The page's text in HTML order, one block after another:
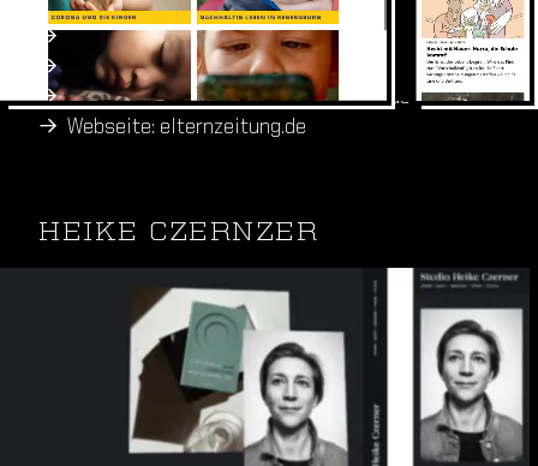
Contao CMS
Webdesign, SEO, SEA
Individualentwicklung: Contao Podcast Hosting
Webseite: elternzeitung.de
HEIKE CZERNZER